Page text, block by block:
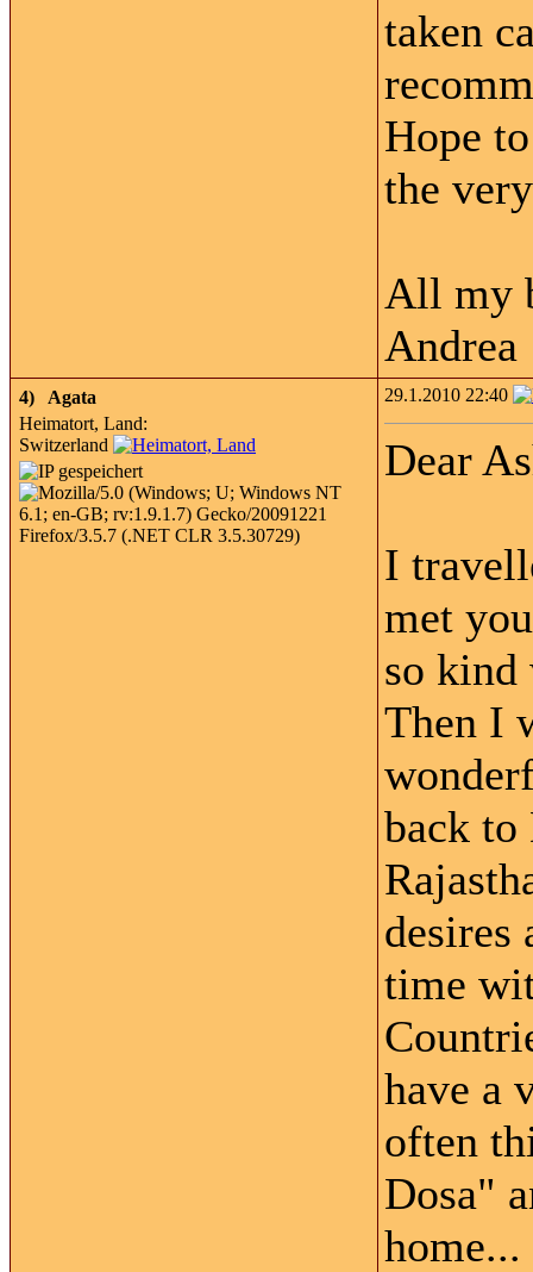
taken
Hope
the
All my
Andrea
4)
Agata
Heimatort, Land:
Switzerland
29.1.2010 22:40
Dear
I
met
so kind
Then I
back to
desires
time
have a
often
Dosa"